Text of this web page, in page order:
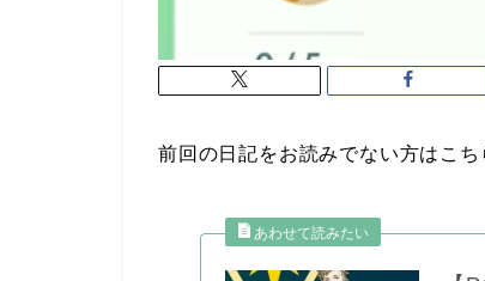
前回の日記をお読みでない方はこち